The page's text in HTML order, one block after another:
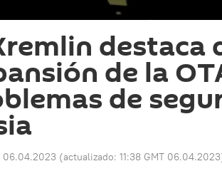
destaca
de la
de
06.04.2023 (actualizado: 11:38 GMT 06.04.2023